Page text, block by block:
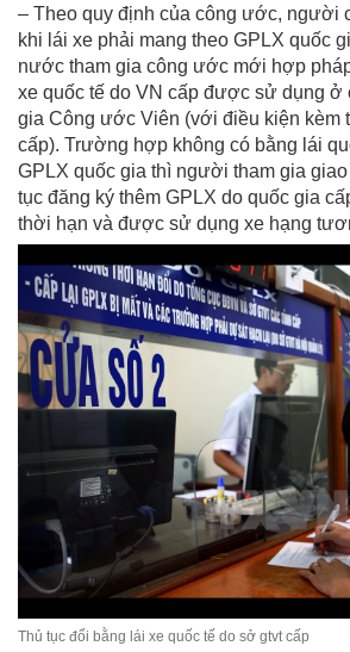
– Theo quy định của công ước, người
khi lái xe phải mang theo GPLX quốc
nước tham gia công ước mới hợp
xe quốc tế do VN cấp được sử dụng ở
gia Công ước Viên (với điều kiện kèm
cấp). Trường hợp không có bằng lái
GPLX quốc gia thì người tham gia
tục đăng ký thêm GPLX do quốc gia
thời hạn và được sử dụng xe hạng
Thủ tục đổi bằng lái xe quốc tế do sở gtvt cấp